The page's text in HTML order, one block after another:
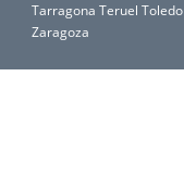
Tarragona Teruel Toledo
Zaragoza